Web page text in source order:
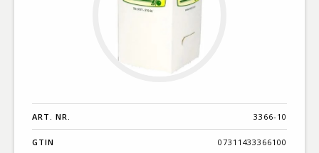
ART. NR. 3366-10
GTIN 07311433366100